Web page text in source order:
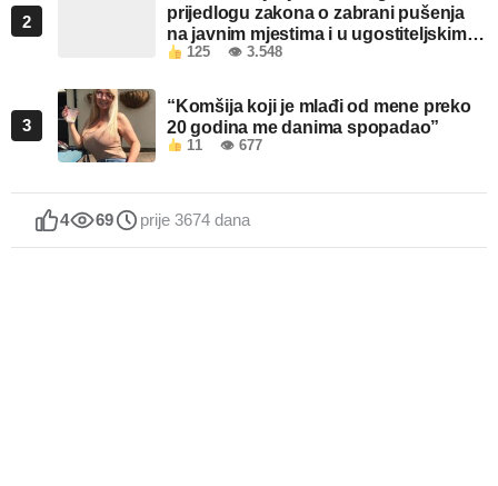
2
prijedlogu zakona o zabrani pušenja
na javnim mjestima i u ugostiteljskim
objektima u FBiH
125 👁 3.548
3
“Komšija koji je mlađi od mene preko
20 godina me danima spopadao”
11 👁 677
4 69 prije 3674 dana